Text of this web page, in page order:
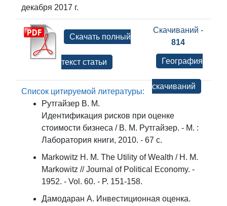
декабря 2017 г.
Скачиваний -
814
География
скачиваний
Скачать полный
текст статьи
Список цитируемой литературы:
Рутгайзер В. М.
Идентификация рисков при оценке
стоимости бизнеса / В. М. Рутгайзер. - М. :
Лаборатория книги, 2010. - 67 с.
Markowitz H. M. The Utility of Wealth / H. M.
Markowitz // Journal of Political Economy. -
1952. - Vol. 60. - P. 151-158.
Дамодаран А. Инвестиционная оценка.